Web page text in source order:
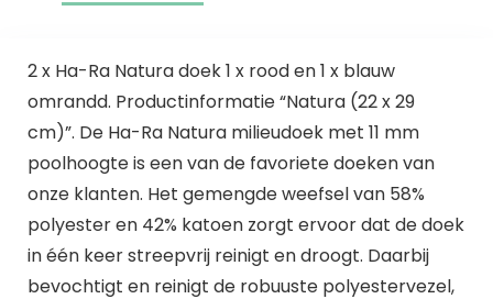
2 x Ha-Ra Natura doek 1 x rood en 1 x blauw
omrandd. Productinformatie “Natura (22 x 29
cm)”. De Ha-Ra Natura milieudoek met 11 mm
poolhoogte is een van de favoriete doeken van
onze klanten. Het gemengde weefsel van 58%
polyester en 42% katoen zorgt ervoor dat de doek
in één keer streepvrij reinigt en droogt. Daarbij
bevochtigt en reinigt de robuuste polyestervezel,